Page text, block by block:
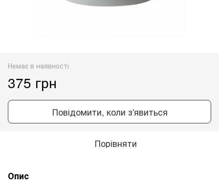
Немає в наявності
375 грн
Повідомити, коли з'явиться
Порівняти
Опис